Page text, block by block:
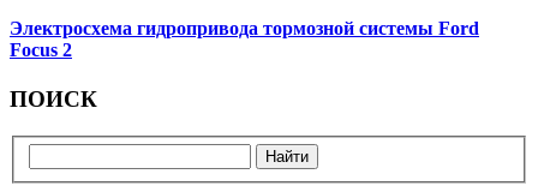
Электросхема гидропривода тормозной системы Ford
Focus 2
ПОИСК